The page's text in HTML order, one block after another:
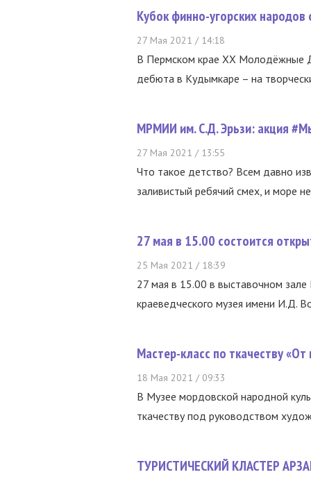
Кубок финно-угорских
27 Мая 2021 / 14:18
В Пермском крае XX Молодёжные
дебюта в Кудымкаре – на
МРМИИ им. С.Д. Эрьзи: акция
27 Мая 2021 / 13:55
Что такое детство? Всем давно
заливистый ребячий смех, и море
27 мая в 15.00 состоится
25 Мая 2021 / 18:39
27 мая в 15.00 в выставочном
краеведческого музея имени И.Д.
Мастер-класс по ткачеству
18 Мая 2021 / 09:33
В Музее мордовской народной
ткачеству под руководством
ТУРИСТИЧЕСКИЙ КЛАСТЕР